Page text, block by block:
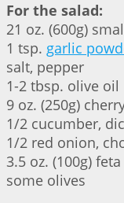
For the salad:
21 oz. (600g)
1 tsp. garlic
salt, pepper
1-2 tbsp. olive oil
9 oz. (250g)
1/2 cucumber,
1/2 red onion,
3.5 oz. (100g)
some olives